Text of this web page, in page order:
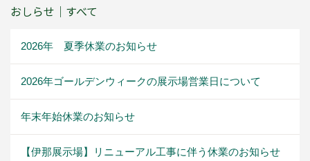
おしらせ｜すべて
2026年 夏季休業のお知らせ
2026年ゴールデンウィークの展示場営業日について
年末年始休業のお知らせ
【伊那展示場】リニューアル工事に伴う休業のお知らせ